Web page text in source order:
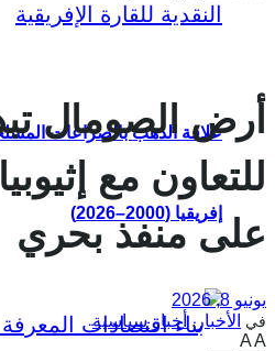
علاقة الذهب بالصراعات
إفريقيا (2000–2026)
أرض الصومال
للتعاون مع
على منفذ بحري
يونيو 8, 2026
في الأخبار ,أخبار سياسية
AA